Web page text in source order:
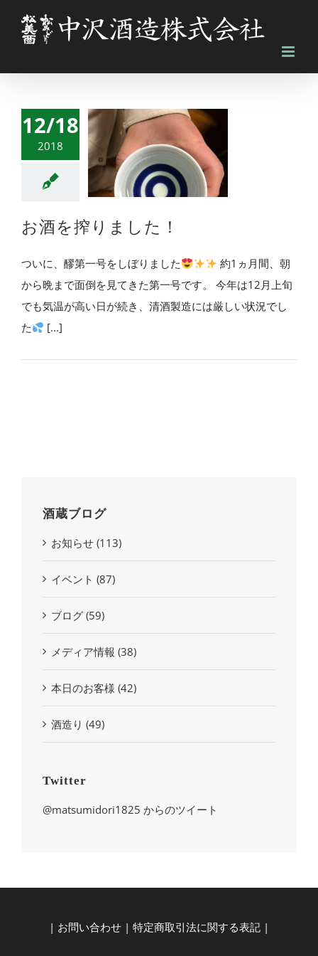
12/18
2018
お酒を搾りました！
ついに、醪第一号をしぼりました
約1ヵ月間、朝
から晩まで面倒を見てきた第一号です。 今年は12月上旬
でも気温が高い日が続き、清酒製造には厳しい状況でし
た
[...]
酒蔵ブログ
お知らせ (113)
イベント (87)
ブログ (59)
メディア情報 (38)
本日のお客様 (42)
酒造り (49)
Twitter
@matsumidori1825 からのツイート
| お問い合わせ | 特定商取引法に関する表記 |